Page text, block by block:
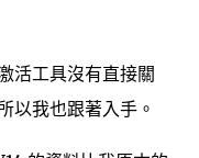
活工具沒有直接關
以我也跟著入手。